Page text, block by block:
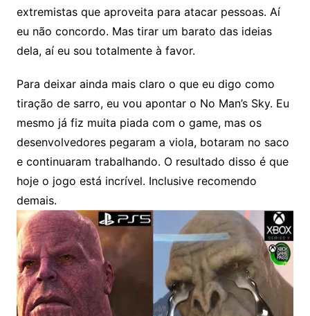
extremistas que aproveita para atacar pessoas. Aí
eu não concordo. Mas tirar um barato das ideias
dela, aí eu sou totalmente à favor.
Para deixar ainda mais claro o que eu digo como
tiração de sarro, eu vou apontar o No Man’s Sky. Eu
mesmo já fiz muita piada com o game, mas os
desenvolvedores pegaram a viola, botaram no saco
e continuaram trabalhando. O resultado disso é que
hoje o jogo está incrível. Inclusive recomendo
demais.